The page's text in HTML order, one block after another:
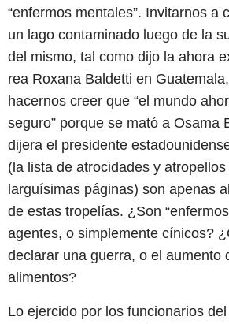
“enfermos mentales”. Invitarnos a
un lago contaminado luego de la
del mismo, tal como dijo la ahora
rea Roxana Baldetti en
hacernos creer que “el mundo
seguro” porque se mató a Osama
dijera el presidente
(la lista de atrocidades y
larguísimas páginas) son apenas
de estas tropelías. ¿Son
agentes, o simplemente cínicos?
declarar una guerra, o el aumento
alimentos?
Lo ejercido por los funcionarios